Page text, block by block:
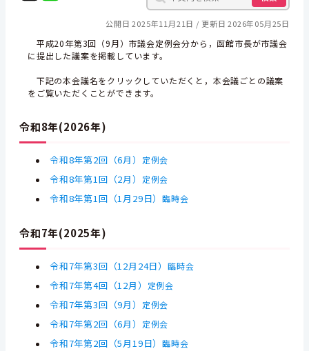
公開日 2025年11月21日 更新日 2026年05月25日
平成20年第3回（9月）市議会定例会分から，函館市長が市議会
に提出した議案を掲載しています。
下記の本会議名をクリックしていただくと，本会議ごとの議案
をご覧いただくことができます。
令和8年(2026年)
令和8年第2回（6月） 定例会
令和8年第1回（2月） 定例会
令和8年第1回 （1月29日）臨時会
令和7年(2025年)
令和7年第3回 （12月24日）臨時会
令和7年第4回（12月） 定例会
令和7年第3回（9月） 定例会
令和7年第2回（6月） 定例会
令和7年第2回 （5月19日）臨時会